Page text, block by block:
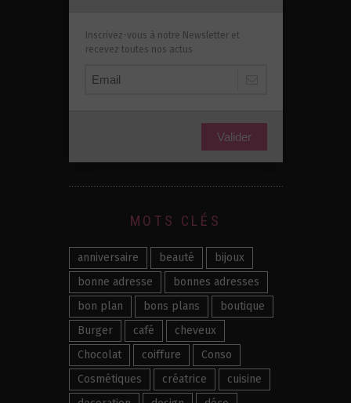
Inscrivez-vous à notre Newsletter et
recevez toutes nos actus
Valider
MOTS CLÉS
anniversaire beauté
bijoux
bonne adresse
bonnes adresses
bon plan
bons plans
boutique
Burger
café
cheveux
Chocolat
coiffure
Conso
Cosmétiques
créatrice
cuisine